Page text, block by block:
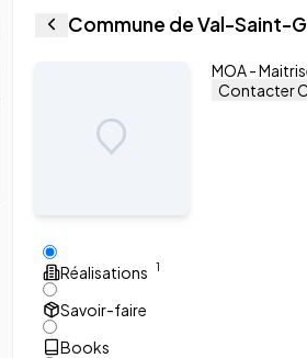
Commune de Val-Saint-
MOA -
Contacter
Réalisations 1
Savoir-faire
Books